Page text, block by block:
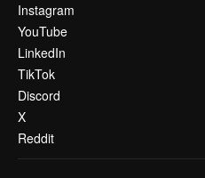
Instagram
YouTube
LinkedIn
TikTok
Discord
X
Reddit